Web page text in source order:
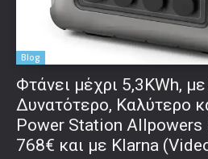
Blog
Φτάνει μέχρι 5,3KWh,
Δυνατότερο, Καλύτερο
Power Station Allpowers
768€ και με Klarna